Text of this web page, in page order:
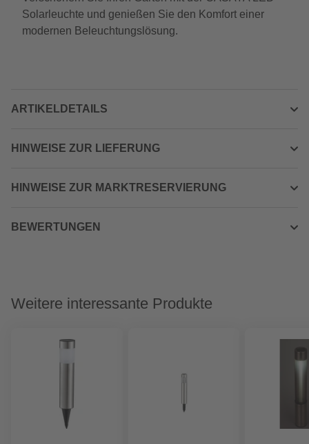
Solarleuchte und genießen Sie den Komfort einer
modernen Beleuchtungslösung.
ARTIKELDETAILS
HINWEISE ZUR LIEFERUNG
HINWEISE ZUR MARKTRESERVIERUNG
BEWERTUNGEN
Weitere interessante Produkte